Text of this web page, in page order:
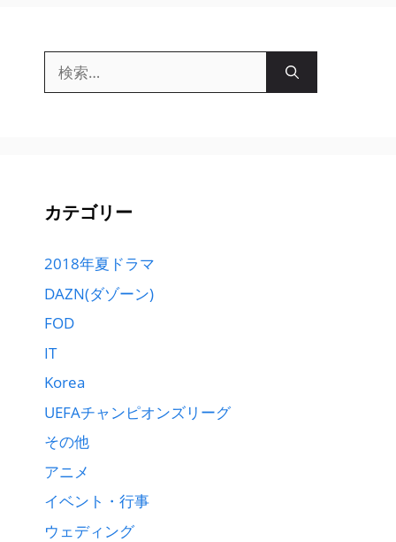
索:
カテゴリー
2018年夏ドラマ
DAZN(ダゾーン)
FOD
IT
Korea
UEFAチャンピオンズリーグ
その他
アニメ
イベント・行事
ウェディング